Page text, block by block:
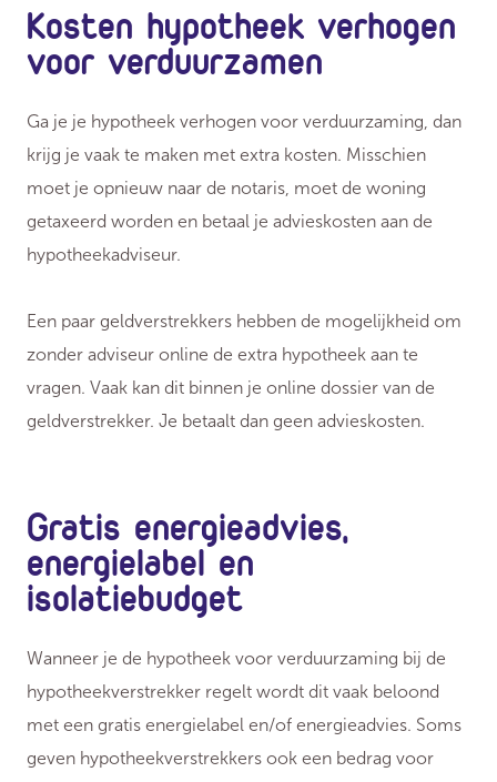
Kosten hypotheek verhogen
voor verduurzamen
Ga je je hypotheek verhogen voor verduurzaming, dan
krijg je vaak te maken met extra kosten. Misschien
moet je opnieuw naar de notaris, moet de woning
getaxeerd worden en betaal je advieskosten aan de
hypotheekadviseur.
Een paar geldverstrekkers hebben de mogelijkheid om
zonder adviseur online de extra hypotheek aan te
vragen. Vaak kan dit binnen je online dossier van de
geldverstrekker. Je betaalt dan geen advieskosten.
Gratis energieadvies,
energielabel en
isolatiebudget
Wanneer je de hypotheek voor verduurzaming bij de
hypotheekverstrekker regelt wordt dit vaak beloond
met een gratis energielabel en/of energieadvies. Soms
geven hypotheekverstrekkers ook een bedrag voor